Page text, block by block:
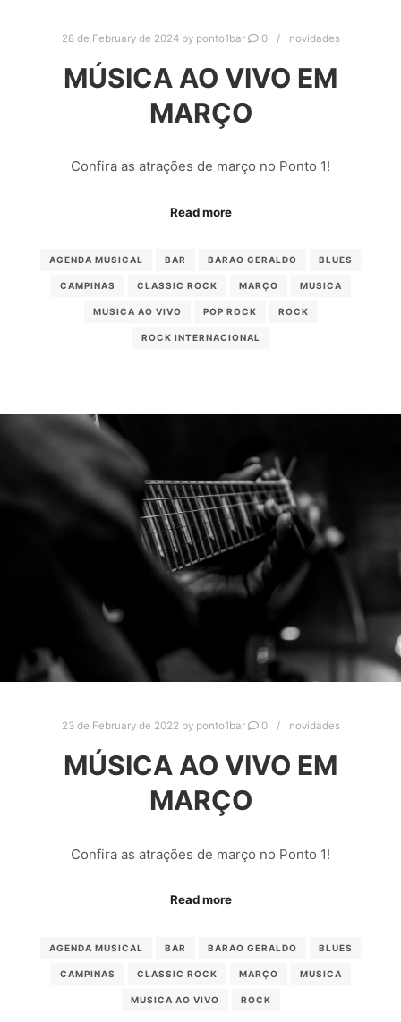
28 de February de 2024by ponto1bar 0 novidades
MÚSICA AO VIVO EM
MARÇO
Confira as atrações de março no Ponto 1!
Read more
AGENDA MUSICAL BAR BARAO GERALDO BLUES
CAMPINAS CLASSIC ROCK MARÇO MUSICA
MUSICA AO VIVO POP ROCK ROCK
ROCK INTERNACIONAL
23 de February de 2022 by ponto1bar 0 novidades
MÚSICA AO VIVO EM
MARÇO
Confira as atrações de março no Ponto 1!
Read more
AGENDA MUSICAL BAR BARAO GERALDO BLUES
CAMPINAS CLASSIC ROCK MARÇO MUSICA
MUSICA AO VIVO ROCK